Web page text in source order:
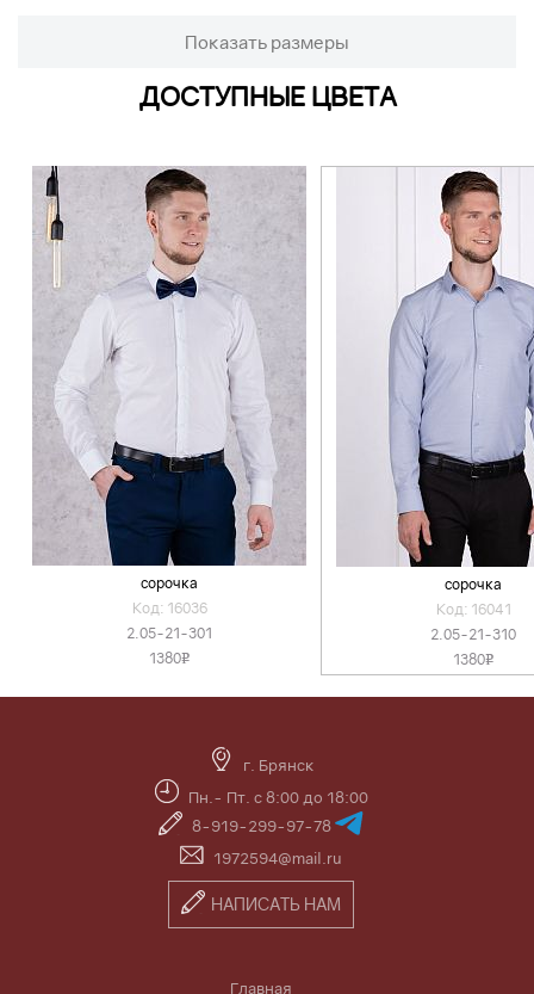
Показать размеры
ДОСТУПНЫЕ ЦВЕТА
сорочка
Код: 16036
2.05-21-301
1380v
сорочка
Код: 16041
2.05-21-310
1380v
г. Брянск
Пн.- Пт. с 8:00 до 18:00
8-919-299-97-78
1972594@mail.ru
НАПИСАТЬ НАМ
Главная